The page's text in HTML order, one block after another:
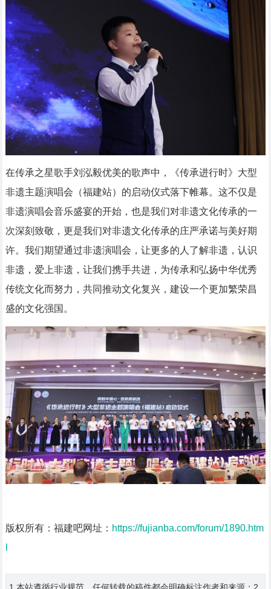
在传承之星歌手刘泓毅优美的歌声中，《传承进行时》大型
非遗主题演唱会（福建站）的启动仪式落下帷幕。这不仅是
非遗演唱会音乐盛宴的开始，也是我们对非遗文化传承的一
次深刻致敬，更是我们对非遗文化传承的庄严承诺与美好期
许。我们期望通过非遗演唱会，让更多的人了解非遗，认识
非遗，爱上非遗，让我们携手共进，为传承和弘扬中华优秀
传统文化而努力，共同推动文化复兴，建设一个更加繁荣昌
盛的文化强国。
版权所有：福建吧网址： https://fujianba.com/forum/1890.htm
1.本站遵循行业规范，任何转载的稿件都会明确标注作者和来源；2.